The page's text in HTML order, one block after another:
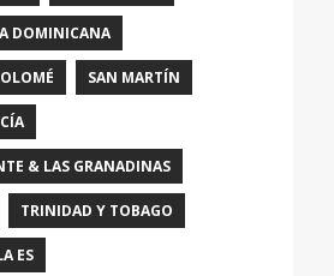
DOMINICANA
SAN MARTÍN
& LAS GRANADINAS
TRINIDAD Y TOBAGO
ES